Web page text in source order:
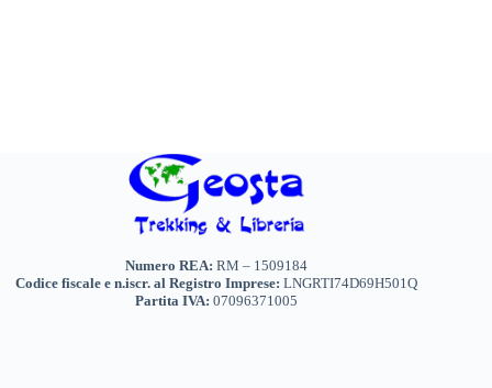
Numero REA:RM – 1509184
Codice fiscale e n.iscr. al Registro Imprese:LNGRTI74D69H501Q
Partita IVA: 07096371005